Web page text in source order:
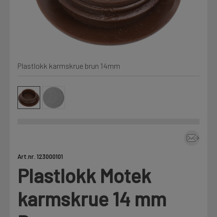
Kjemi, vindsperre og branntetting
Fag
Mine henvendelser
Prislister
Firmainformasjon
LOGG UT
Plastlokk karmskrue brun 14mm
Art.nr. 123000101
Plastlokk Motek
karmskrue 14 mm